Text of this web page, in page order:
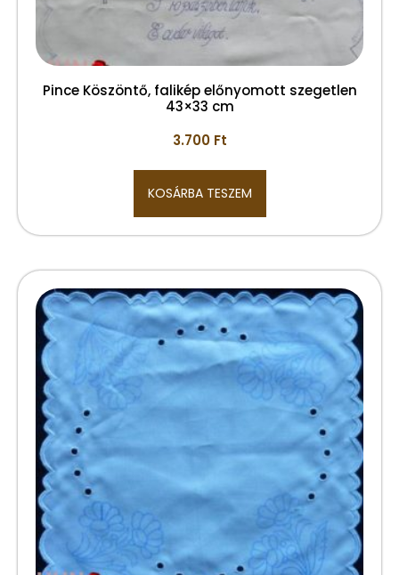
Pince Köszöntő, falikép előnyomott szegetlen
43×33 cm
3.700 Ft
KOSÁRBA TESZEM